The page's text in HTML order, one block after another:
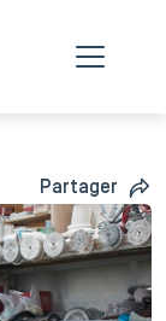
Partager